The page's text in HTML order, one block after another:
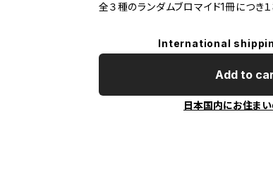
全３種のランダムブロマイド1冊につき
International
Add to
日本国内にお住ま